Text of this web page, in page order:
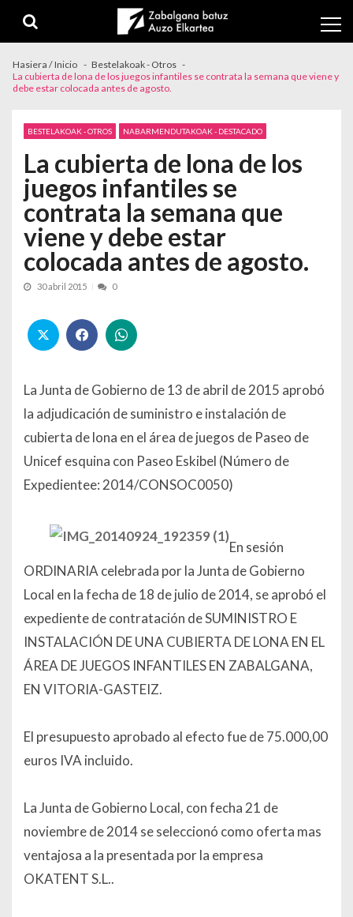
Hasiera / Inicio
Bestelakoak - Otros
La cubierta de lona de los juegos infantiles se contrata la semana que viene y
debe estar colocada antes de agosto.
BESTELAKOAK - OTROS NABARMENDUTAKOAK - DESTACADO
La cubierta de lona de los
juegos infantiles se
contrata la semana que
viene y debe estar
colocada antes de agosto.
30 abril 2015 0
La Junta de Gobierno de 13 de abril de 2015 aprobó
la adjudicación de suministro e instalación de
cubierta de lona en el área de juegos de Paseo de
Unicef esquina con Paseo Eskibel (Número de
Expedientee: 2014/CONSOC0050)
En sesión
ORDINARIA celebrada por la Junta de Gobierno
Local en la fecha de 18 de julio de 2014, se aprobó el
expediente de contratación de SUMINISTRO E
INSTALACIÓN DE UNA CUBIERTA DE LONA EN EL
ÁREA DE JUEGOS INFANTILES EN ZABALGANA,
EN VITORIA-GASTEIZ.
El presupuesto aprobado al efecto fue de 75.000,00
euros IVA incluido.
La Junta de Gobierno Local, con fecha 21 de
noviembre de 2014 se seleccionó como oferta mas
ventajosa a la presentada por la empresa
OKATENT S.L..